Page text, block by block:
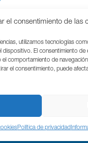
el consentimiento de las
utilizamos tecnologías
dispositivo. El consentimiento
comportamiento de
el consentimiento, puede
Política de privacidad
20014
(+34) 943 000 999 |